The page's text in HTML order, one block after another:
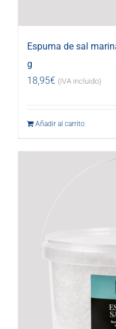
Espuma de sal
g
18,95€ (IVA incluido)
Añadir al carrito